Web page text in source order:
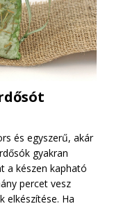
és egyszerű, akár
gyakran
a készen kapható
percet vesz
elkészítése. Ha